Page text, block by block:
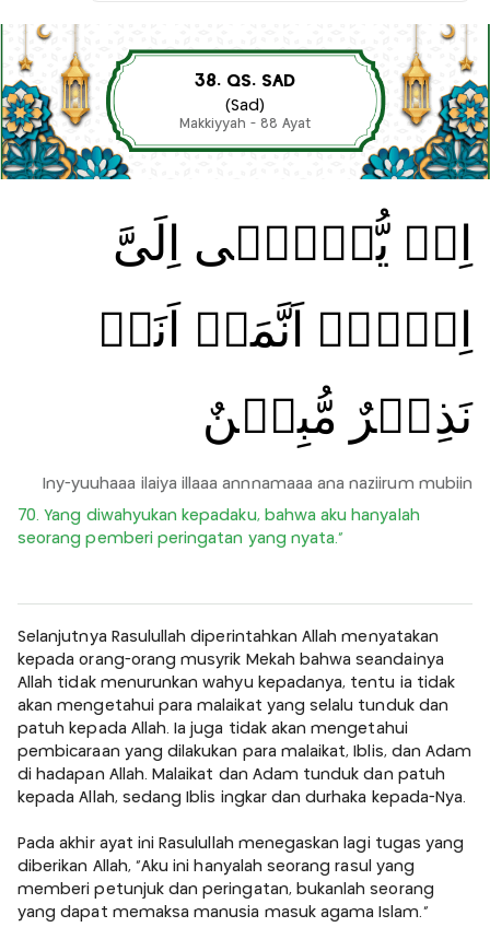
38. QS. SAD
(Sad)
Makkiyyah - 88 Ayat
اِنۡ يُّوۡحٰۤى اِلَىَّ
اِلَّاۤ اَنَّمَاۤ اَنَا۟
نَذِيۡرٌ مُّبِيۡنٌ
Iny-yuuhaaa ilaiya illaaa annnamaaa ana naziirum mubiin
70. Yang diwahyukan kepadaku, bahwa aku hanyalah
seorang pemberi peringatan yang nyata.”
Selanjutnya Rasulullah diperintahkan Allah menyatakan
kepada orang-orang musyrik Mekah bahwa seandainya
Allah tidak menurunkan wahyu kepadanya, tentu ia tidak
akan mengetahui para malaikat yang selalu tunduk dan
patuh kepada Allah. Ia juga tidak akan mengetahui
pembicaraan yang dilakukan para malaikat, Iblis, dan Adam
di hadapan Allah. Malaikat dan Adam tunduk dan patuh
kepada Allah, sedang Iblis ingkar dan durhaka kepada-Nya.
Pada akhir ayat ini Rasulullah menegaskan lagi tugas yang
diberikan Allah, "Aku ini hanyalah seorang rasul yang
memberi petunjuk dan peringatan, bukanlah seorang
yang dapat memaksa manusia masuk agama Islam."